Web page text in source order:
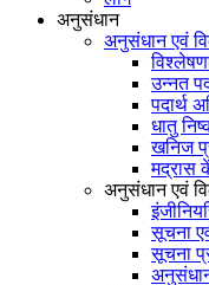
अनुसंधान
अनुसंधान एवं
उन्नत
पदार्थ
धातु
खनिज
मद्रास
अनुसंधान एवं
सूचना
सूचना